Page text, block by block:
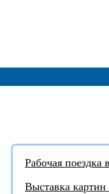
Рабочая
Выставка